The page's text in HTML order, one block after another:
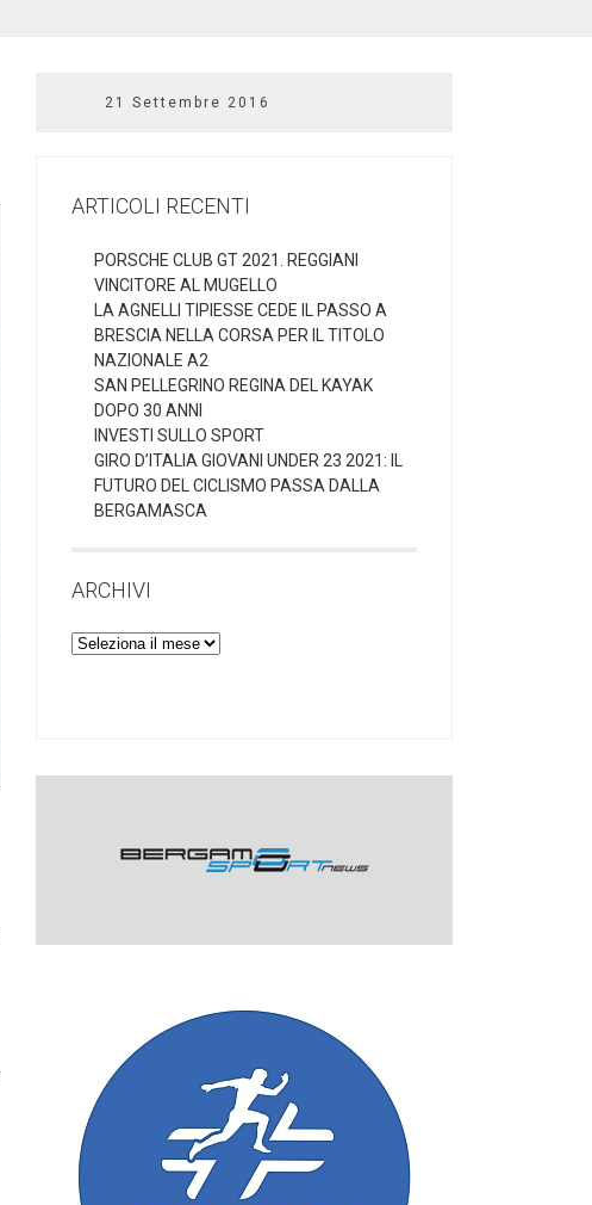
21 Settembre 2016
ARTICOLI RECENTI
PORSCHE CLUB GT 2021. REGGIANI
VINCITORE AL MUGELLO
LA AGNELLI TIPIESSE CEDE IL PASSO A
BRESCIA NELLA CORSA PER IL TITOLO
NAZIONALE A2
SAN PELLEGRINO REGINA DEL KAYAK
DOPO 30 ANNI
INVESTI SULLO SPORT
GIRO D’ITALIA GIOVANI UNDER 23 2021: IL
FUTURO DEL CICLISMO PASSA DALLA
BERGAMASCA
ARCHIVI
Archivi